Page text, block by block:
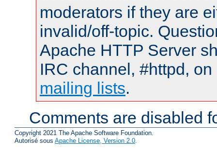
moderators if they are
invalid/off-topic.
Apache HTTP Server
IRC channel, #httpd,
mailing lists.
Comments are disabled
Copyright 2021 The Apache Software Foundation.
Autorisé sous Apache License, Version 2.0